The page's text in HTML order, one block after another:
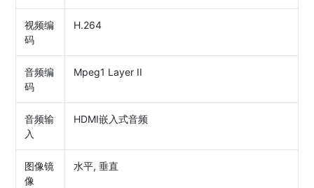
视频编
码
H.264
音频编
码
Mpeg1 Layer II
音频输
入
HDMI嵌入式音频
图像镜
像
水平, 垂直